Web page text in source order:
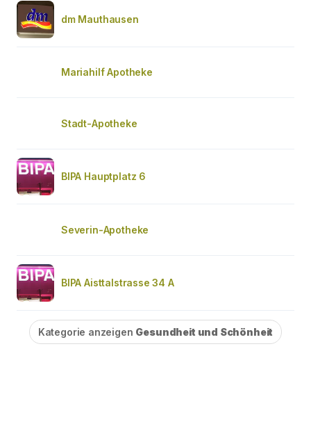
dm Mauthausen
Mariahilf Apotheke
Stadt-Apotheke
BIPA Hauptplatz 6
Severin-Apotheke
BIPA Aisttalstrasse 34 A
Kategorie anzeigen Gesundheit und Schönheit